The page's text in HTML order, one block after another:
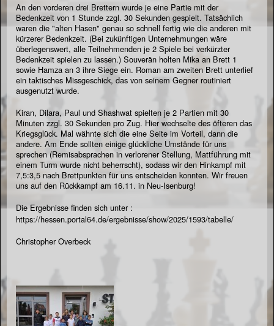
An den vorderen drei Brettern wurde je eine Partie mit der
Bedenkzeit von 1 Stunde zzgl. 30 Sekunden gespielt. Tatsächlich
waren die "alten Hasen" genau so schnell fertig wie die anderen mit
kürzerer Bedenkzeit. (Bei zukünftigen Unternehmungen wäre
überlegenswert, alle Teilnehmenden je 2 Spiele bei verkürzter
Bedenkzeit spielen zu lassen.) Souverän holten Mika an Brett 1
sowie Hamza an 3 ihre Siege ein. Roman am zweiten Brett unterlief
ein taktisches Missgeschick, das von seinem Gegner routiniert
ausgenutzt wurde.
Kiran, Dilara, Paul und Shashwat spielten je 2 Partien mit 30
Minuten zzgl. 30 Sekunden pro Zug. Hier wechselte des öfteren das
Kriegsglück. Mal wähnte sich die eine Seite im Vorteil, dann die
andere. Am Ende sollten einige glückliche Umstände für uns
sprechen (Remisabsprachen in verlorener Stellung, Mattführung mit
einem Turm wurde nicht beherrscht), sodass wir den Hinkampf mit
7,5:3,5 nach Brettpunkten für uns entscheiden konnten. Wir freuen
uns auf den Rückkampf am 16.11. in Neu-Isenburg!
Die Ergebnisse finden sich unter :
https://hessen.portal64.de/ergebnisse/show/2025/1593/tabelle/
Christopher Overbeck